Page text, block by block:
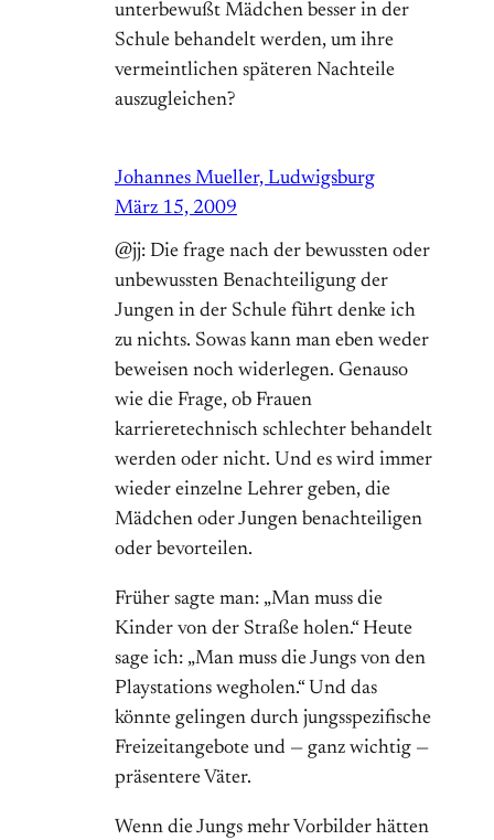
unterbewußt Mädchen besser in der
Schule behandelt werden, um ihre
vermeintlichen späteren Nachteile
auszugleichen?
Johannes Mueller, Ludwigsburg
März 15, 2009
@jj: Die frage nach der bewussten oder
unbewussten Benachteiligung der
Jungen in der Schule führt denke ich
zu nichts. Sowas kann man eben weder
beweisen noch widerlegen. Genauso
wie die Frage, ob Frauen
karrieretechnisch schlechter behandelt
werden oder nicht. Und es wird immer
wieder einzelne Lehrer geben, die
Mädchen oder Jungen benachteiligen
oder bevorteilen.
Früher sagte man: „Man muss die
Kinder von der Straße holen.“ Heute
sage ich: „Man muss die Jungs von den
Playstations wegholen.“ Und das
könnte gelingen durch jungsspezifische
Freizeitangebote und — ganz wichtig —
präsentere Väter.
Wenn die Jungs mehr Vorbilder hätten